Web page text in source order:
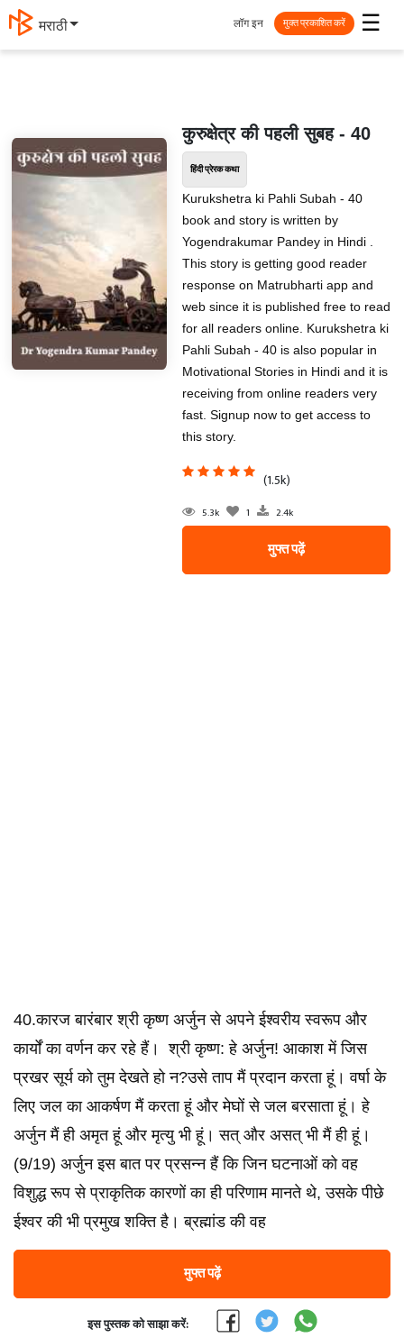
मराठी ☰
लॉग इन मुक्त प्रकाशित करें
कुरुक्षेत्र की पहली सुबह - 40
हिंदी प्रेरक कथा
Kurukshetra ki Pahli Subah - 40
book and story is written by
Yogendrakumar Pandey in Hindi .
This story is getting good reader
response on Matrubharti app and
web since it is published free to read
for all readers online. Kurukshetra ki
Pahli Subah - 40 is also popular in
Motivational Stories in Hindi and it is
receiving from online readers very
fast. Signup now to get access to
this story.
(1.5k)
5.3k 1 2.4k
मुफ्त पढ़ें
40.कारज बारंबार श्री कृष्ण अर्जुन से अपने ईश्वरीय स्वरूप और
कार्यों का वर्णन कर रहे हैं। श्री कृष्ण: हे अर्जुन! आकाश में जिस
प्रखर सूर्य को तुम देखते हो न?उसे ताप मैं प्रदान करता हूं। वर्षा के
लिए जल का आकर्षण मैं करता हूं और मेघों से जल बरसाता हूं। हे
अर्जुन मैं ही अमृत हूं और मृत्यु भी हूं। सत् और असत् भी मैं ही हूं।
(9/19) अर्जुन इस बात पर प्रसन्न हैं कि जिन घटनाओं को वह
विशुद्ध रूप से प्राकृतिक कारणों का ही परिणाम मानते थे, उसके पीछे
ईश्वर की भी प्रमुख शक्ति है। ब्रह्मांड की वह
मुफ्त पढ़ें
इस पुस्तक को साझा करें: